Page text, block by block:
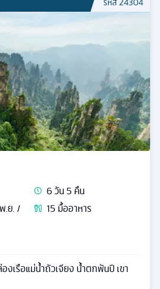
6วัน5 คืน
.ย. /
15 มื้ออาหาร
งเรือแม่น้ำถัวเจียง น้ำตกพันปี เขา